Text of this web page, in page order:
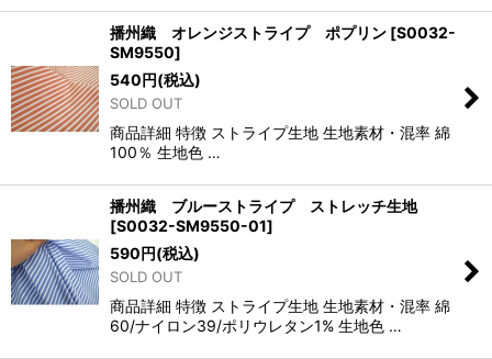
播州織 オレンジストライプ ポプリン [S0032-
SM9550]
540円(税込)
SOLD OUT
商品詳細 特徴 ストライプ生地 生地素材・混率 綿
100％ 生地色 …
播州織 ブルーストライプ ストレッチ生地
[S0032-SM9550-01]
590円(税込)
SOLD OUT
商品詳細 特徴 ストライプ生地 生地素材・混率 綿
60/ナイロン39/ポリウレタン1% 生地色 …